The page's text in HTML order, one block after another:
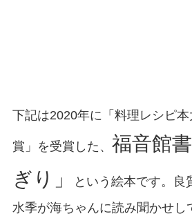
下記は2020年に「料理レシピ
賞」を受賞した、 福音館
ぎり」
という絵本です。良
水季が海ちゃんに読み聞かせし